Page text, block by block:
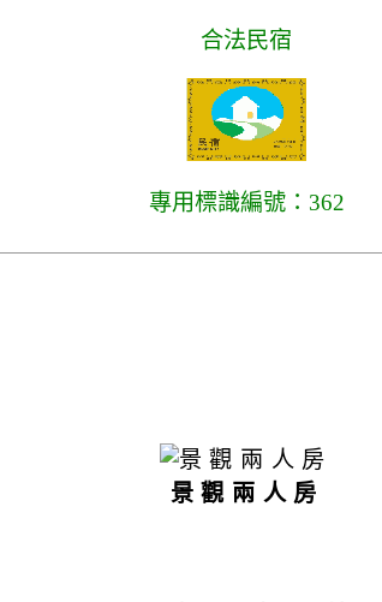
合法民宿
專用標識編號：362
景觀兩人房